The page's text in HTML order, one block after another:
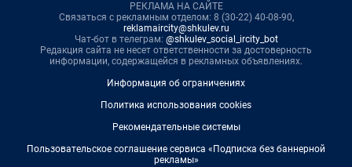
РЕКЛАМА НА САЙТЕ
Связаться с рекламным отделом: 8 (30-22) 40-08-90,
reklamaircity@shkulev.ru
Чат-бот в телеграм: @shkulev_social_ircity_bot
Редакция сайта не несет ответственности за достоверность
информации, содержащейся в рекламных объявлениях.
Информация об ограничениях
Политика использования cookies
Рекомендательные системы
Пользовательское соглашение сервиса «Подписка без баннерной
рекламы»